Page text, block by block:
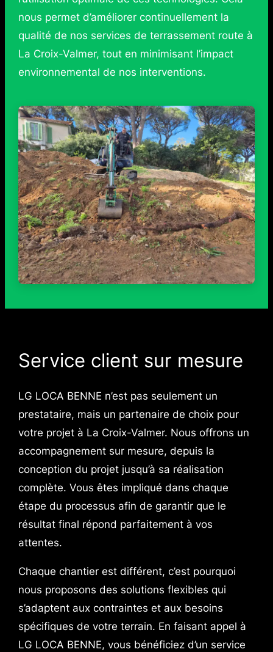
nous permet d’améliorer continuellement la
qualité de nos services de terrassement route à
La Croix-Valmer, tout en minimisant l’impact
environnemental de nos interventions.
Service client sur mesure
LG LOCA BENNE n’est pas seulement un
prestataire, mais un partenaire de choix pour
votre projet à La Croix-Valmer. Nous offrons un
accompagnement sur mesure, depuis la
conception du projet jusqu’à sa réalisation
complète. Vous êtes impliqué dans chaque
étape du processus afin de garantir que le
résultat final répond parfaitement à vos
attentes.
Chaque chantier est différent, c’est pourquoi
nous proposons des solutions flexibles qui
s’adaptent aux contraintes et aux besoins
spécifiques de votre terrain. En faisant appel à
LG LOCA BENNE, vous bénéficiez d’un service